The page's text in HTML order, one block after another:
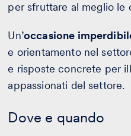
per sfruttare al meglio le
Un’occasione
e orientamento nel
e risposte concrete per
appassionati del settore.
Dove e quando